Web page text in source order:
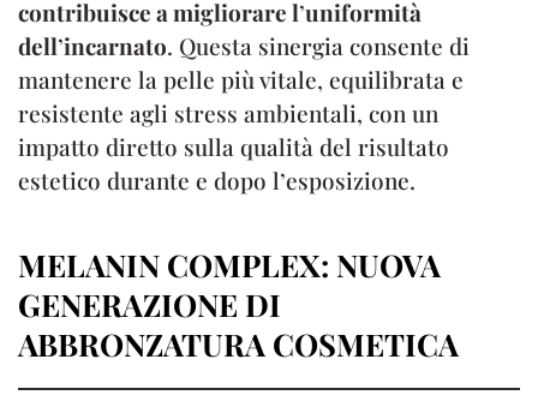
contribuisce a migliorare l’uniformità
dell’incarnato. Questa sinergia consente di
mantenere la pelle più vitale, equilibrata e
resistente agli stress ambientali, con un
impatto diretto sulla qualità del risultato
estetico durante e dopo l’esposizione.
MELANIN COMPLEX: NUOVA
GENERAZIONE DI
ABBRONZATURA COSMETICA